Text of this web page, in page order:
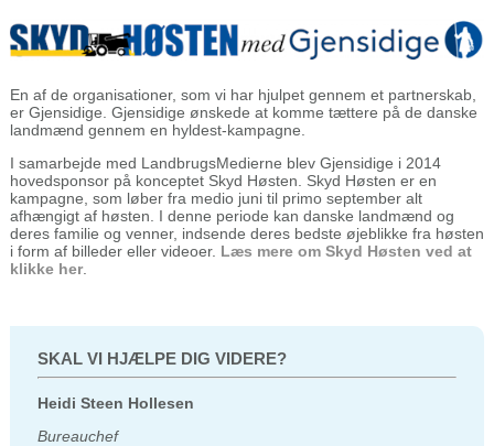
En af de organisationer, som vi har hjulpet gennem et partnerskab,
er Gjensidige. Gjensidige ønskede at komme tættere på de danske
landmænd gennem en hyldest-kampagne.
I samarbejde med LandbrugsMedierne blev Gjensidige i 2014
hovedsponsor på konceptet Skyd Høsten. Skyd Høsten er en
kampagne, som løber fra medio juni til primo september alt
afhængigt af høsten. I denne periode kan danske landmænd og
deres familie og venner, indsende deres bedste øjeblikke fra høsten
i form af billeder eller videoer. Læs mere om Skyd Høsten ved at
klikke her.
SKAL VI HJÆLPE DIG VIDERE?
Heidi Steen Hollesen
Bureauchef